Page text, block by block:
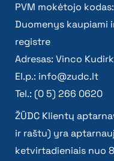
PVM mokėtojo
Duomenys kaupiami
registre
Adresas: Vinco
El.p.: info@zudc.lt
Tel.: (0 5) 266 0620
ŽŪDC Klientų
ir raštu) yra
ketvirtadieniais nuo